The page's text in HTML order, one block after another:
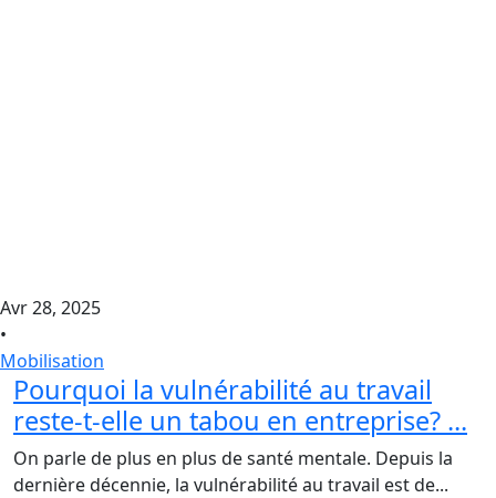
Avr 28, 2025
•
Mobilisation
Pourquoi la vulnérabilité au travail
reste-t-elle un tabou en entreprise? ...
On parle de plus en plus de santé mentale. Depuis la
dernière décennie, la vulnérabilité au travail est de...